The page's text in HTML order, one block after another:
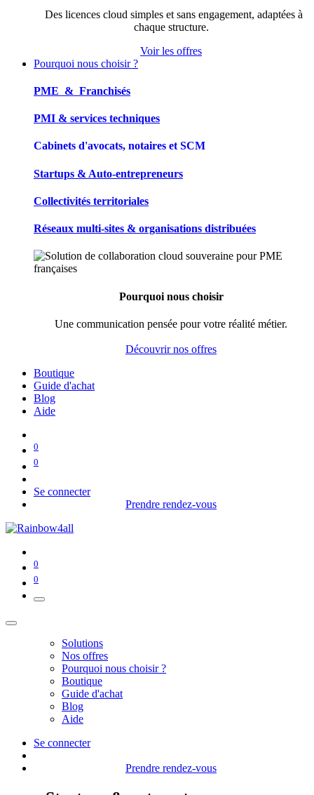
Des licences cloud simples et sans engagement, adaptées à
chaque structure.
Voir les offres
Pourquoi nous choisir ?
PME & Franchisés
PMI & services techniques
Cabinets d'avocats, notaires et SCM
Startups & Auto-entrepreneurs
Collectivités territoriales
Réseaux multi-sites & organisations distribuées
Pourquoi nous choisir
Une communication pensée pour votre réalité métier.
Découvrir nos offres
Boutique
Guide d'achat
Blog
Aide
0
0
Se connecter
Prendre rendez-vous
0
0
Solutions
Nos offres
Pourquoi nous choisir ?
Boutique
Guide d'achat
Blog
Aide
Se connecter
Prendre rendez-vous